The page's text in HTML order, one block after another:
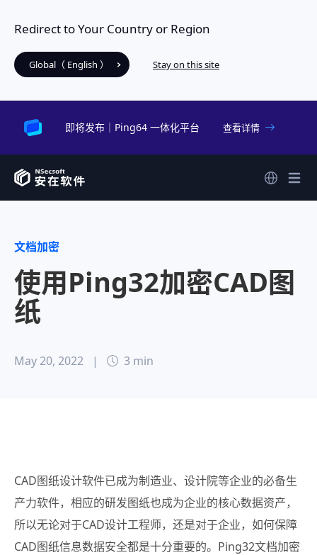
Redirect to Your Country or Region
Global（ English ） Stay on this site
即将发布｜Ping64 一体化平台 查看详情
文档加密
使用Ping32加密CAD图
纸
May 20, 2022 | 3 min
CAD图纸设计软件已成为制造业、设计院等企业的必备生
产力软件，相应的研发图纸也成为企业的核心数据资产，
所以无论对于CAD设计工程师，还是对于企业，如何保障
CAD图纸信息数据安全都是十分重要的。Ping32文档加密